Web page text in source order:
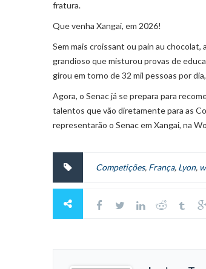
fratura.
Que venha Xangai, em 2026!
Sem mais croissant ou pain au chocolat,
grandioso que misturou provas de
girou em torno de 32 mil pessoas por
Agora, o Senac já se prepara para
talentos que vão diretamente para as
representarão o Senac em Xangai, na
Competições, França, Lyon,